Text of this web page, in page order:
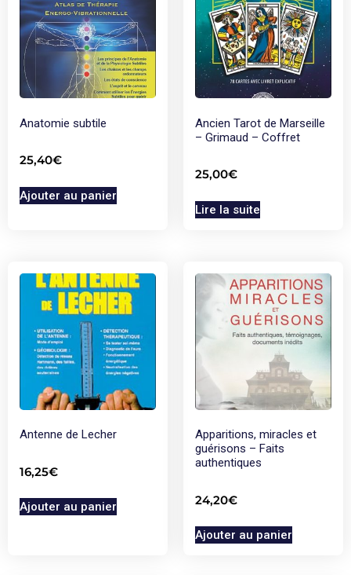
Anatomie subtile
25,40€
Ajouter au panier
Ancien Tarot de Marseille
– Grimaud – Coffret
25,00€
Lire la suite
Antenne de Lecher
16,25€
Ajouter au panier
Apparitions, miracles et
guérisons – Faits
authentiques
24,20€
Ajouter au panier